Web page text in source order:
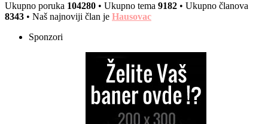
Ukupno poruka 104280 • Ukupno tema 9182 • Ukupno članova
8343 • Naš najnoviji član je Hausovac
Sponzori